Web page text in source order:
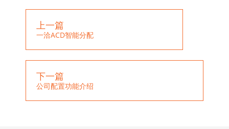
上一篇
一洽ACD智能分配
下一篇
公司配置功能介绍